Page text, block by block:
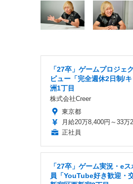
「27卒」ゲームプロジェ
ビュー「完全週休2日制/
洲1丁目
株式会社Creer
東京都
月給20万8,400円～33万
正社員
「27卒」ゲーム実況・e
員「YouTube好き歓迎・